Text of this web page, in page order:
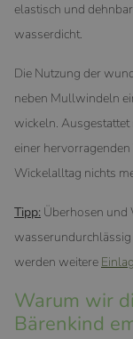
elastisch und
wasserdicht.
Die Nutzung der
neben Mullwindeln
wickeln.
einer
Wickelalltag nichts
Tipp: Überhosen und
wasserundurchlässig
werden weitere
Warum wir
Bärenkind